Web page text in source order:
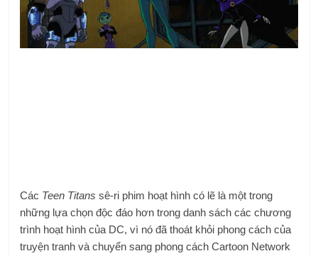
Các Teen Titanssê-ri phim hoạt hình có lẽ là một trong
những lựa chọn độc đáo hơn trong danh sách các chương
trình hoạt hình của DC, vì nó đã thoát khỏi phong cách của
truyện tranh và chuyển sang phong cách Cartoon Network